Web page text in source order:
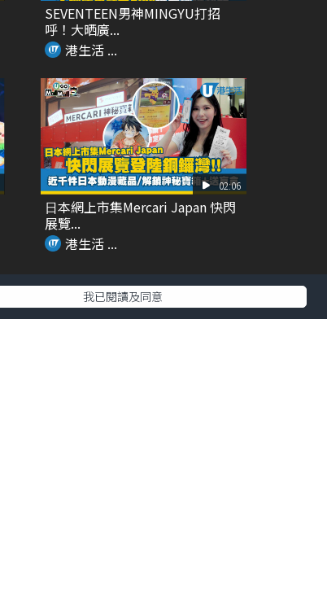
SEVENTEEN男神MINGYU打招
呼！大晒廣...
港生活 ...
02:06
⽇本網上市集Mercari Japan 快閃
展覽...
港生活 ...
我已閱讀及同意